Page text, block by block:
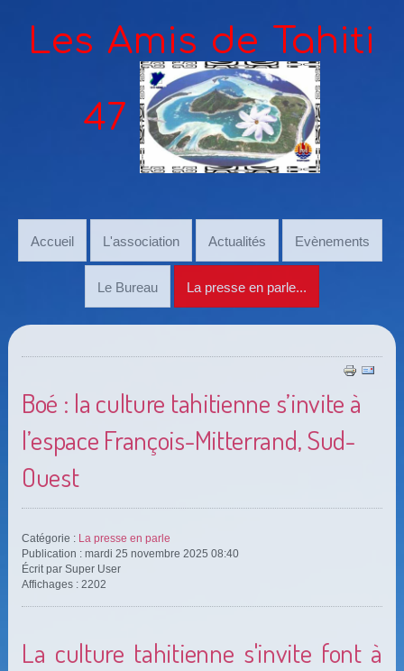
Les Amis de Tahiti
47
Accueil L'association Actualités Evènements
Le Bureau La presse en parle...
Boé : la culture tahitienne s’invite à
l’espace François-Mitterrand, Sud-
Ouest
Catégorie : La presse en parle
Publication : mardi 25 novembre 2025 08:40
Écrit par Super User
Affichages : 2202
La culture tahitienne s'invite font à